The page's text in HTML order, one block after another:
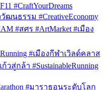
#CraftYourDreams
ฒนธรรม #CreativeEconomy
#สศร #ArtMarket #เมือง
#เมืองกีฬาเวิลด์คลาส
สู่กล้า #SustainableRunning
#มาราธอนระดับโลก